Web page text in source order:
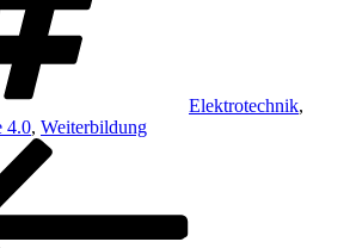
Elektrotechnik,
4.0, Weiterbildung